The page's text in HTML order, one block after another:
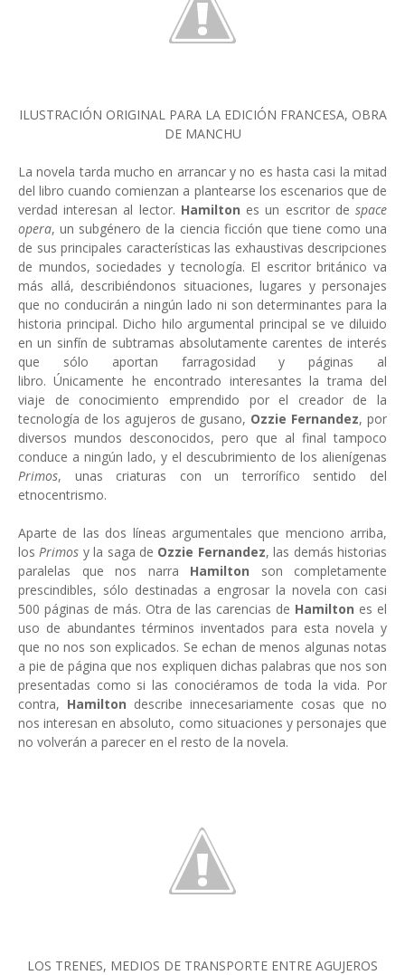
ILUSTRACIÓN ORIGINAL PARA LA EDICIÓN FRANCESA, OBRA
DE MANCHU
La novela tarda mucho en arrancar y no es hasta casi la mitad
del libro cuando comienzan a plantearse los escenarios que de
verdad interesan al lector. Hamilton es un escritor despace
opera, un subgénero de la ciencia ficción que tiene como una
de sus principales características las exhaustivas descripciones
de mundos, sociedades y tecnología. El escritor británico va
más allá, describiéndonos situaciones, lugares y personajes
que no conducirán a ningún lado ni son determinantes para la
historia principal. Dicho hilo argumental principal se ve diluido
en un sinfín de subtramas absolutamente carentes de interés
que sólo aportan farragosidad y páginas al
libro. Únicamente he encontrado interesantes la trama del
viaje de conocimiento emprendido por el creador de la
tecnología de los agujeros de gusano, Ozzie Fernandez, por
diversos mundos desconocidos, pero que al final tampoco
conduce a ningún lado, y el descubrimiento de los alienígenas
Primos, unas criaturas con un terrorífico sentido del
etnocentrismo.
Aparte de las dos líneas argumentales que menciono arriba,
losPrimos y la saga de Ozzie Fernandez, las demás historias
paralelas que nos narra Hamilton son completamente
prescindibles, sólo destinadas a engrosar la novela con casi
500 páginas de más. Otra de las carencias de Hamilton es el
uso de abundantes términos inventados para esta novela y
que no nos son explicados. Se echan de menos algunas notas
a pie de página que nos expliquen dichas palabras que nos son
presentadas como si las conociéramos de toda la vida. Por
contra, Hamilton describe innecesariamente cosas que no
nos interesan en absoluto, como situaciones y personajes que
no volverán a parecer en el resto de la novela.
LOS TRENES, MEDIOS DE TRANSPORTE ENTRE AGUJEROS